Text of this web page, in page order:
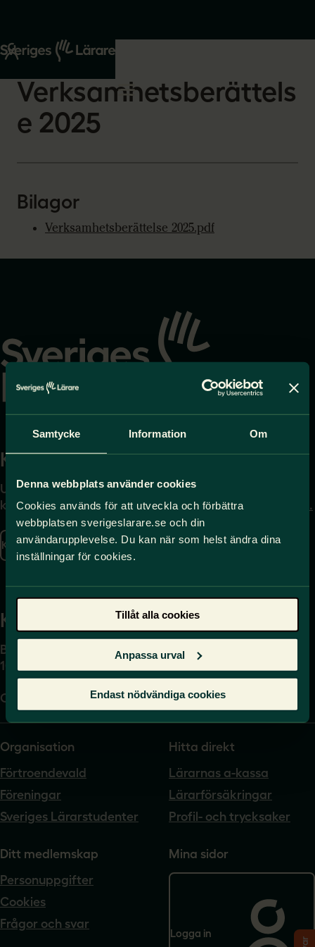
Samtycke Information Om
Denna webbplats använder cookies
Cookies används för att utveckla och förbättra
webbplatsen sverigeslarare.se och din
användarupplevelse. Du kan när som helst ändra dina
inställningar för cookies.
Tillåt alla cookies
Anpassa urval
Endast nödvändiga cookies
Start
Om oss
2026-03-09
Verksamhetsberättels
e 2025
Bilagor
Verksamhetsberättelse 2025.pdf
startsidan
Kontakta
Uppgifter om hur du
kontaktar oss finns här.
Kontakta oss
Press
Journalist – du når oss
på press@sverigeslarare.
se
Kansli
Box 17061
104 62 Stockholm
Org.nr. 802540-5542
Organisation
Förtroendevald
Föreningar
Sveriges Lärarstudenter
Hitta direkt
Lärarnas a-kassa
Lärarförsäkringar
Profil- och trycksaker
Ditt medlemskap
Personuppgifter
Cookies
Frågor och svar
Mina sidor
Logga in